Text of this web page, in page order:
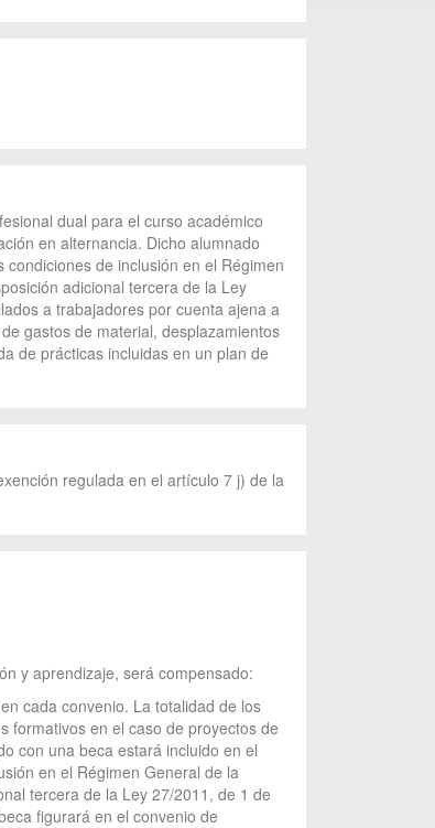
dual para el curso académico
en alternancia. Dicho alumnado
de inclusión en el Régimen
adicional tercera de la Ley
a trabajadores por cuenta ajena a
gastos de material, desplazamientos
de prácticas incluidas en un plan de
regulada en el artículo 7 j) de la
y aprendizaje, será compensado:
cada convenio. La totalidad de los
formativos en el caso de proyectos de
con una beca estará incluido en el
en el Régimen General de la
tercera de la Ley 27/2011, de 1 de
figurará en el convenio de